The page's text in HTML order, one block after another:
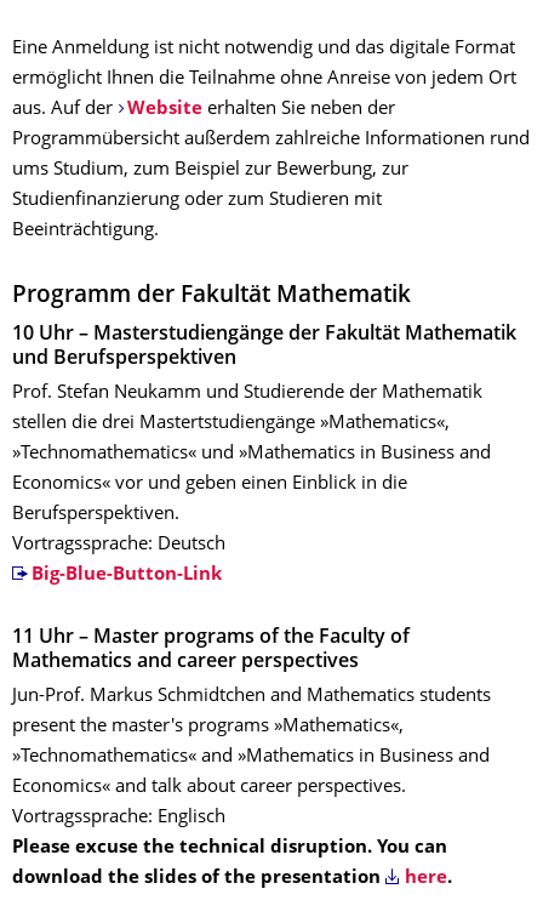
Eine Anmeldung ist nicht notwendig und das digitale Format
ermöglicht Ihnen die Teilnahme ohne Anreise von jedem Ort
aus. Auf der
Websiteerhalten Sie neben der
Programmübersicht außerdem zahlreiche Informationen rund
ums Studium, zum Beispiel zur Bewerbung, zur
Studienfinanzierung oder zum Studieren mit
Beeinträchtigung.
Programm der Fakultät Mathematik
10 Uhr – Masterstudiengänge der Fakultät Mathematik
und Berufsperspektiven
Prof. Stefan Neukamm und Studierende der Mathematik
stellen die drei Mastertstudiengänge »Mathematics«,
»Technomathematics« und »Mathematics in Business and
Economics« vor und geben einen Einblick in die
Berufsperspektiven.
Vortragssprache: Deutsch
Big-Blue-Button-Link
11 Uhr – Master programs of the Faculty of
Mathematics and career perspectives
Jun-Prof. Markus Schmidtchen and Mathematics students
present the master's programs »Mathematics«,
»Technomathematics« and »Mathematics in Business and
Economics« and talk about career perspectives.
Vortragssprache: Englisch
Please excuse the technical disruption. You can
download the slides of the presentation
here.